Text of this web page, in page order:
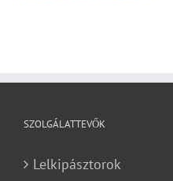
SZOLGÁLATTEVŐK
Lelkipásztorok